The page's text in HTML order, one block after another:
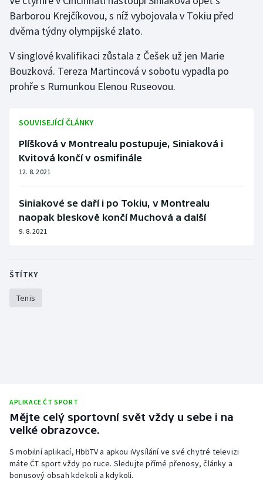
Házená
Jezdectví
Judo
Krasobruslení
Lezení
Lyže a snowboard
Moderní pětiboj
Motorsport
Olympijské hry
Rychlostní kanoistika
Short track
Sportovní střelba
Barborou Krejčíkovou, s níž vybojovala v Tokiu před
dvěma týdny olympijské zlato.
V singlové kvalifikaci zůstala z Češek už jen Marie
Bouzková. Tereza Martincová v sobotu vypadla po
prohře s Rumunkou Elenou Ruseovou.
SOUVISEJÍCÍ ČLÁNKY
Plíšková v Montrealu postupuje, Siniaková i
Kvitová končí v osmifinále
12. 8. 2021
Siniakové se daří i po Tokiu, v Montrealu
naopak bleskově končí Muchová a další
9. 8. 2021
ŠTÍTKY
Tenis
APLIKACE ČT SPORT
Mějte celý sportovní svět vždy u sebe i na
velké obrazovce.
S mobilní aplikací, HbbTV a apkou iVysílání ve své chytré televizi
máte ČT sport vždy po ruce. Sledujte přímé přenosy, články a
bonusový obsah kdekoli a kdykoli.